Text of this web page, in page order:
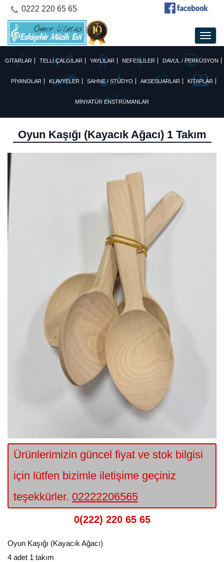
0222 220 65 65
GİTARLAR TELLİ ÇALGILAR YAYLILAR NEFESLİLER DAVUL / PERKÜSYON
PİYANOLAR KLAVYELER SAHNE / STÜDYO AKSESUARLAR KİTAPLAR
MİNYATÜR ENSTRÜMANLAR
Oyun Kaşığı (Kayacık Ağacı) 1 Takım
Ürünlerimizin güncel fiyat ve stok bilgisi
için lütfen bizimle iletişime geçiniz
teşekkürler. 02222206565
0(222) 220 65 65
Oyun Kaşığı (Kayacık Ağacı)
4 adet 1 takım